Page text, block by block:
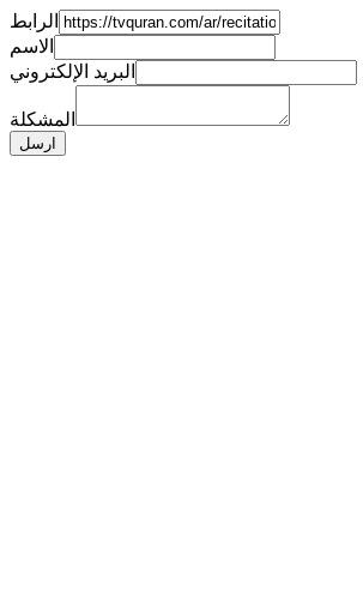
الرابط
الاسم
البريد الإلكتروني
المشكلة
ارسل